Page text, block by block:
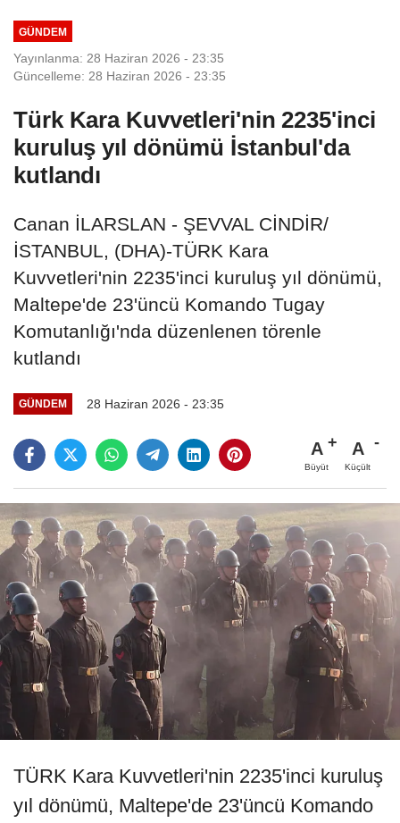
GÜNDEM
Yayınlanma: 28 Haziran 2026 - 23:35
Güncelleme: 28 Haziran 2026 - 23:35
Türk Kara Kuvvetleri'nin 2235'inci
kuruluş yıl dönümü İstanbul'da
kutlandı
Canan İLARSLAN - ŞEVVAL CİNDİR/
İSTANBUL, (DHA)-TÜRK Kara
Kuvvetleri'nin 2235'inci kuruluş yıl dönümü,
Maltepe'de 23'üncü Komando Tugay
Komutanlığı'nda düzenlenen törenle
kutlandı
GÜNDEM 28 Haziran 2026 - 23:35
A
Büyüt
A
Küçült
TÜRK Kara Kuvvetleri'nin 2235'inci kuruluş
yıl dönümü, Maltepe'de 23'üncü Komando